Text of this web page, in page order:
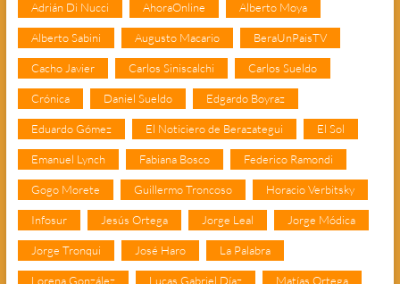
Adrián Di Nucci AhoraOnline Alberto Moya
Alberto Sabini Augusto Macario BeraUnPaisTV
Cacho Javier Carlos Siniscalchi Carlos Sueldo
Crónica Daniel Sueldo Edgardo Boyraz
Eduardo Gómez El Noticiero de Berazategui El Sol
Emanuel Lynch Fabiana Bosco Federico Ramondi
Gogo Morete Guillermo Troncoso Horacio Verbitsky
Infosur Jesús Ortega Jorge Leal Jorge Módica
Jorge Tronqui José Haro La Palabra
Lorena González Lucas Gabriel Díaz Matías Ortega